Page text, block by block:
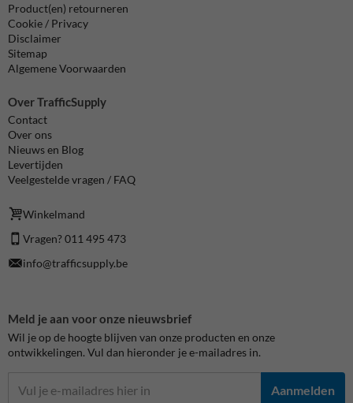
Product(en) retourneren
Cookie / Privacy
Disclaimer
Sitemap
Algemene Voorwaarden
Over TrafficSupply
Contact
Over ons
Nieuws en Blog
Levertijden
Veelgestelde vragen / FAQ
Winkelmand
Vragen? 011 495 473
info@trafficsupply.be
Meld je aan voor onze nieuwsbrief
Wil je op de hoogte blijven van onze producten en onze
ontwikkelingen. Vul dan hieronder je e-mailadres in.
Aanmelden